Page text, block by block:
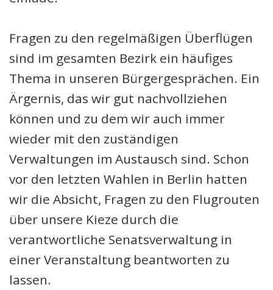
Fragen zu den regelmäßigen Überflügen
sind im gesamten Bezirk ein häufiges
Thema in unseren Bürgergesprächen. Ein
Ärgernis, das wir gut nachvollziehen
können und zu dem wir auch immer
wieder mit den zuständigen
Verwaltungen im Austausch sind. Schon
vor den letzten Wahlen in Berlin hatten
wir die Absicht, Fragen zu den Flugrouten
über unsere Kieze durch die
verantwortliche Senatsverwaltung in
einer Veranstaltung beantworten zu
lassen.